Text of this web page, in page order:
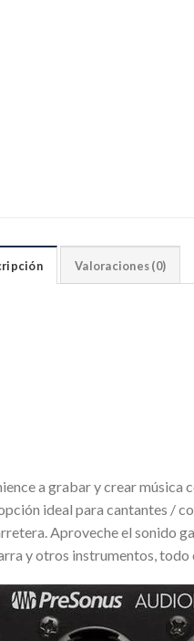
Valoraciones (0)
a grabar y crear música
ideal para cantantes /
Aproveche el sonido
y otros instrumentos, todo